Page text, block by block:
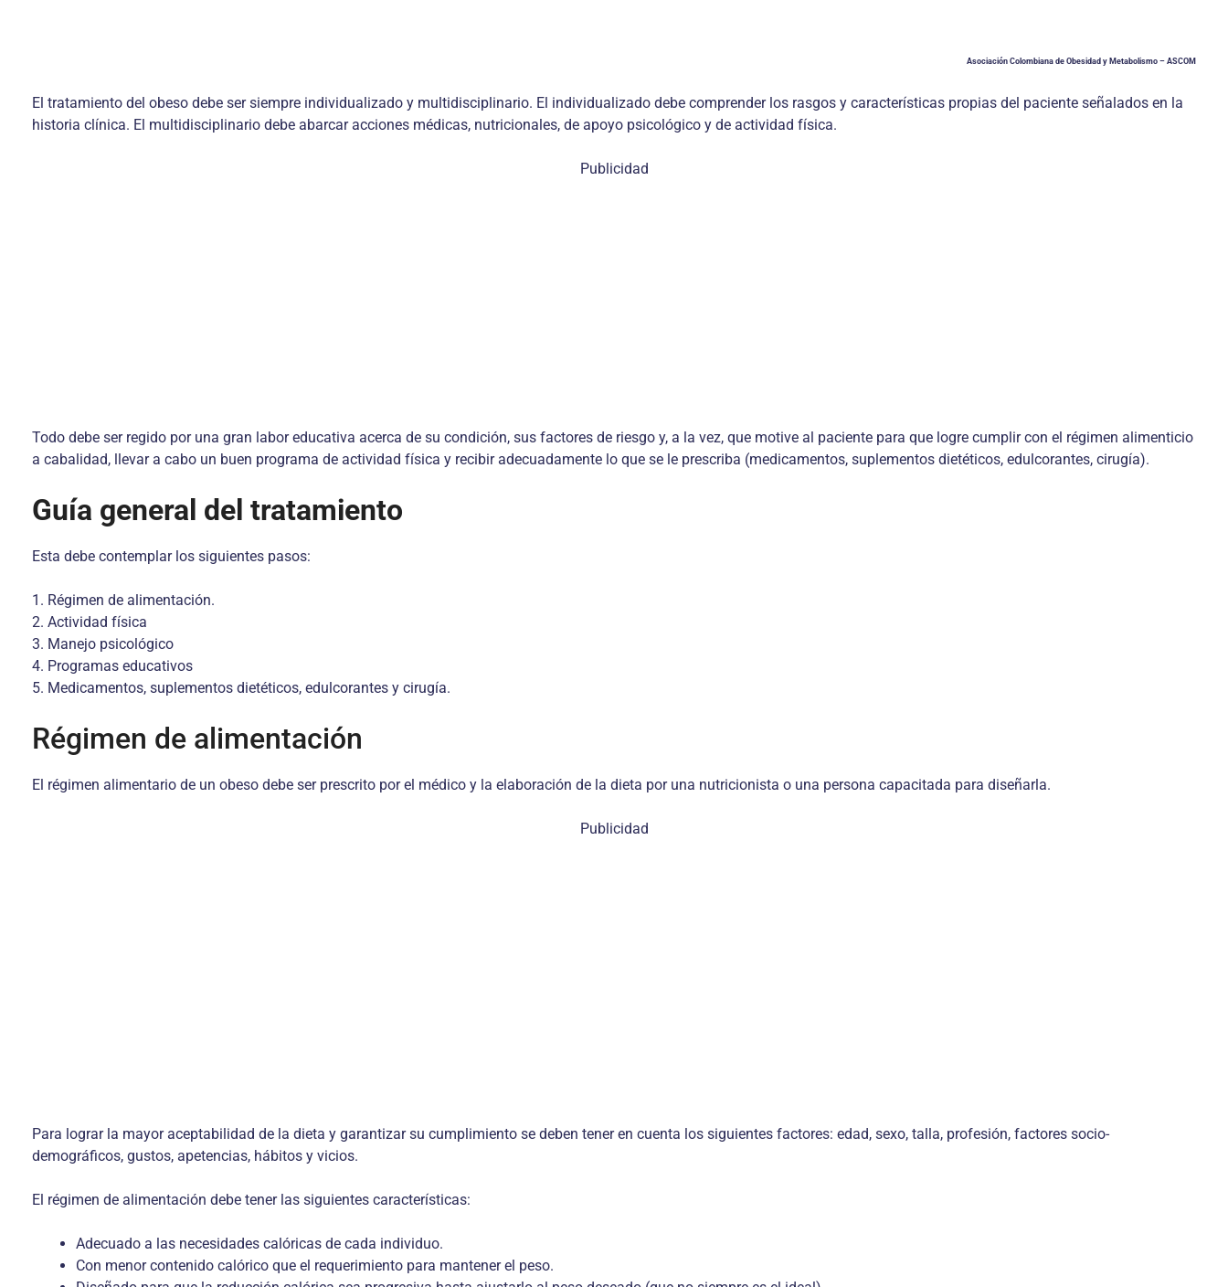
Asociación Colombiana de Obesidad y Metabolismo – ASCOM
El tratamiento del obeso debe ser siempre individualizado y multidisciplinario. El individualizado debe comprender los rasgos y características propias del paciente señalados en la
historia clínica. El multidisciplinario debe abarcar acciones médicas, nutricionales, de apoyo psicológico y de actividad física.
Publicidad
Todo debe ser regido por una gran labor educativa acerca de su condición, sus factores de riesgo y, a la vez, que motive al paciente para que logre cumplir con el régimen alimenticio
a cabalidad, llevar a cabo un buen programa de actividad física y recibir adecuadamente lo que se le prescriba (medicamentos, suplementos dietéticos, edulcorantes, cirugía).
Guía general del tratamiento
Esta debe contemplar los siguientes pasos:
1. Régimen de alimentación.
2. Actividad física
3. Manejo psicológico
4. Programas educativos
5. Medicamentos, suplementos dietéticos, edulcorantes y cirugía.
Régimen de alimentación
El régimen alimentario de un obeso debe ser prescrito por el médico y la elaboración de la dieta por una nutricionista o una persona capacitada para diseñarla.
Publicidad
Para lograr la mayor aceptabilidad de la dieta y garantizar su cumplimiento se deben tener en cuenta los siguientes factores: edad, sexo, talla, profesión, factores socio-
demográficos, gustos, apetencias, hábitos y vicios.
El régimen de alimentación debe tener las siguientes características:
Adecuado a las necesidades calóricas de cada individuo.
Con menor contenido calórico que el requerimiento para mantener el peso.